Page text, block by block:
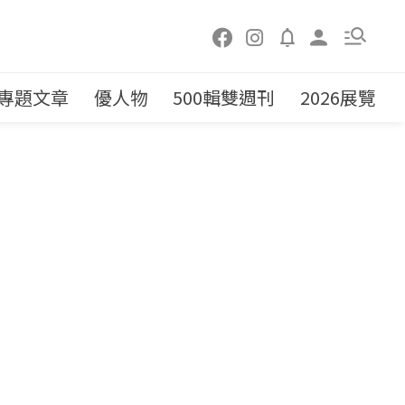
題文章 優人物 500輯雙週刊 2026展覽